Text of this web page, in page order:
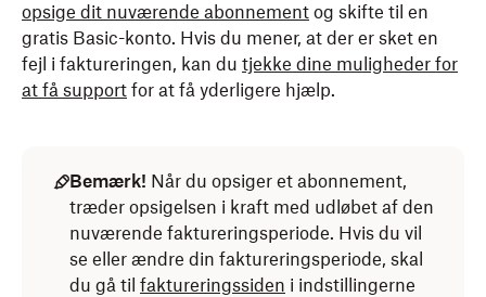
opsige dit nuværende abonnement og skifte til en
gratis Basic-konto. Hvis du mener, at der er sket en
fejl i faktureringen, kan du tjekke dine muligheder for
at få support for at få yderligere hjælp.
Bemærk! Når du opsiger et abonnement,
træder opsigelsen i kraft med udløbet af den
nuværende faktureringsperiode. Hvis du vil
se eller ændre din faktureringsperiode, skal
du gå til faktureringssiden i indstillingerne